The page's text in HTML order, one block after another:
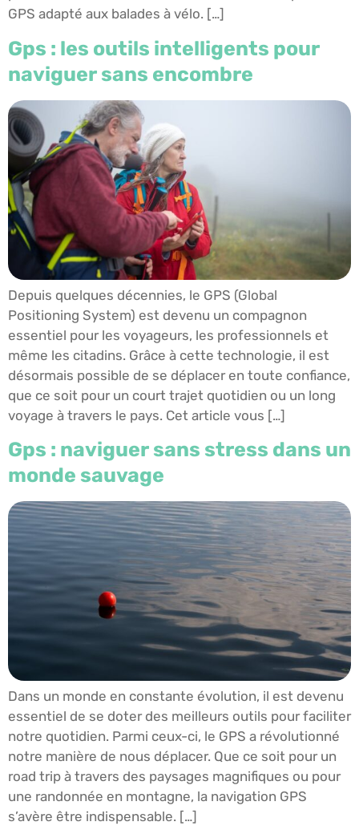
GPS adapté aux balades à vélo. […]
Gps : les outils intelligents pour
naviguer sans encombre
Depuis quelques décennies, le GPS (Global
Positioning System) est devenu un compagnon
essentiel pour les voyageurs, les professionnels et
même les citadins. Grâce à cette technologie, il est
désormais possible de se déplacer en toute confiance,
que ce soit pour un court trajet quotidien ou un long
voyage à travers le pays. Cet article vous […]
Gps : naviguer sans stress dans un
monde sauvage
Dans un monde en constante évolution, il est devenu
essentiel de se doter des meilleurs outils pour faciliter
notre quotidien. Parmi ceux-ci, le GPS a révolutionné
notre manière de nous déplacer. Que ce soit pour un
road trip à travers des paysages magnifiques ou pour
une randonnée en montagne, la navigation GPS
s’avère être indispensable. […]